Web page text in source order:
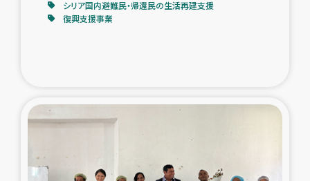
シリア国内避難民・帰還民の生活再建支援
復興支援事業